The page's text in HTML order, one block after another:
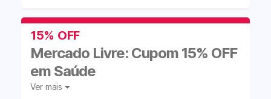
15% OFF
Mercado Livre: Cupom 15% OFF
em Saúde
Ver mais